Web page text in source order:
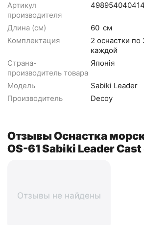
Артикул
производителя
Длина (см) 60 см
Комплектация
2 оснастки
каждой
Страна-
производитель товара
Японія
Модель
Sabiki Leader
Производитель
Decoy
Отзывы Оснастка
OS-61 Sabiki Leader
Отзывы не найдены